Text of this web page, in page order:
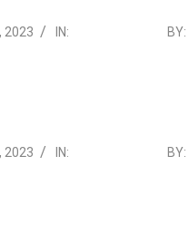
2023
IN:
2023-
BY:
2023
IN:
2023-
BY: